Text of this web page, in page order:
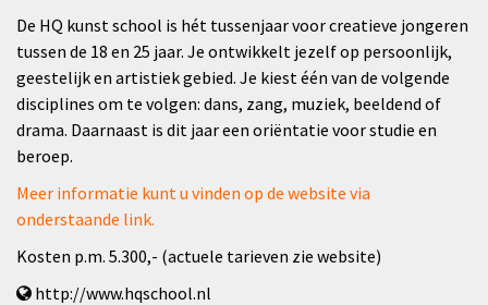
De HQ kunst school is hét tussenjaar voor creatieve jongeren
tussen de 18 en 25 jaar. Je ontwikkelt jezelf op persoonlijk,
geestelijk en artistiek gebied. Je kiest één van de volgende
disciplines om te volgen: dans, zang, muziek, beeldend of
drama. Daarnaast is dit jaar een oriëntatie voor studie en
beroep.
Meer informatie kunt u vinden op de website via
onderstaande link.
Kosten p.m. 5.300,- (actuele tarieven zie website)
http://www.hqschool.nl